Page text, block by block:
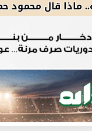
حميدة عن